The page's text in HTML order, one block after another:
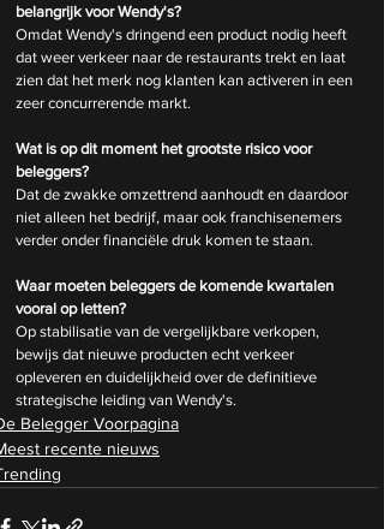
belangrijk voor Wendy's?
Omdat Wendy's dringend een product nodig heeft
dat weer verkeer naar de restaurants trekt en laat
zien dat het merk nog klanten kan activeren in een
zeer concurrerende markt.
Wat is op dit moment het grootste risico voor
beleggers?
Dat de zwakke omzettrend aanhoudt en daardoor
niet alleen het bedrijf, maar ook franchisenemers
verder onder financiële druk komen te staan.
Waar moeten beleggers de komende kwartalen
vooral op letten?
Op stabilisatie van de vergelijkbare verkopen,
bewijs dat nieuwe producten echt verkeer
opleveren en duidelijkheid over de definitieve
strategische leiding van Wendy's.
Belegger Voorpagina
recente nieuws